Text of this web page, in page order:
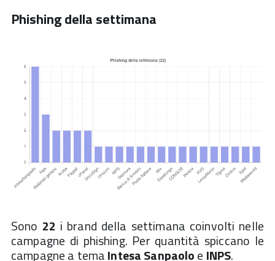
Phishing della settimana
Sono 22 i brand della settimana coinvolti nelle
campagne di phishing. Per quantità spiccano le
campagne a temaIntesa Sanpaoloe INPS.